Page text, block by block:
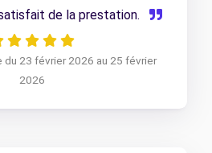
de la prestation.
23 février 2026 au 25 février
2026